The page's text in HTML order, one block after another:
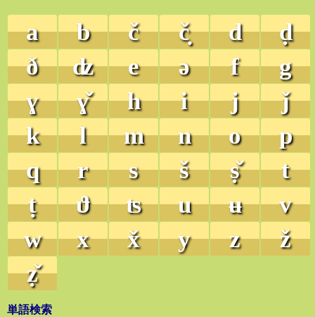
a b č č̣ d
ḍ
ð
ʣ e ə f
g
ɣ
ɣ̌ h i j
ǰ
k
l m n o
p
q
r s š ṣ̌
t
ṭ
ϑ ʦ u ʉ
v
w
x x̌ y z
ž
ẓ̌
単語検索